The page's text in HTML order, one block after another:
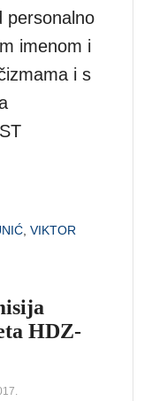
personalno
imenom i
i s
,VIKTOR
HDZ-